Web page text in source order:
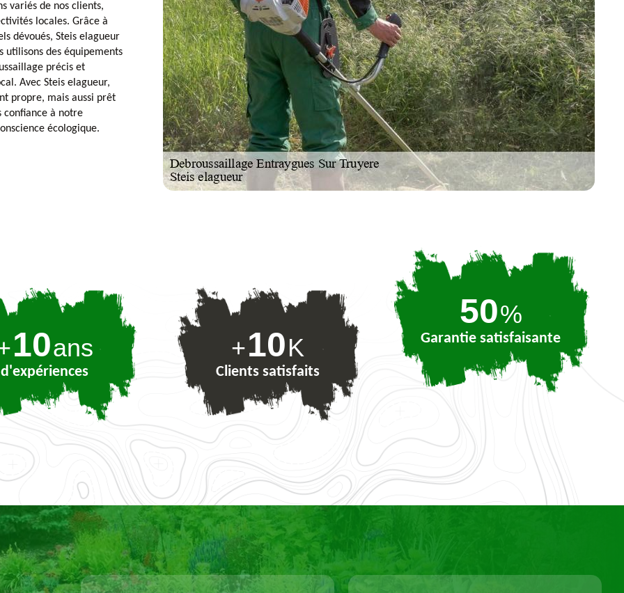
variés de nos clients,
locales. Grâce à
dévoués, Steis elagueur
utilisons des équipements
précis et
Avec Steis elagueur,
propre, mais aussi prêt
confiance à notre
écologique.
10ans
d'expériences
+10K
Clients satisfaits
75%
Garantie satisfaisante